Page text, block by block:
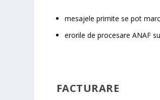
mesajele primite se pot
erorile de procesare ANAF
FACTURARE